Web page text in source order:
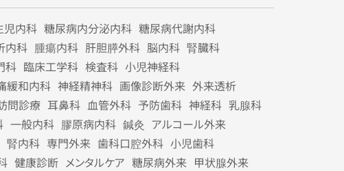
児内科 糖尿病内分泌内科 糖尿病代謝内科
内科 腫瘍内科 肝胆膵外科 脳内科 腎臓科
科 臨床工学科 検査科 小児神経科
緩和内科 神経精神科 画像診断外来 外来透析
問診療 耳鼻科 血管外科 予防歯科 神経科 乳腺科
一般内科 膠原病内科 鍼灸 アルコール外来
腎内科 専門外来 歯科口腔外科 小児歯科
健康診断 メンタルケア 糖尿病外来 甲状腺外来